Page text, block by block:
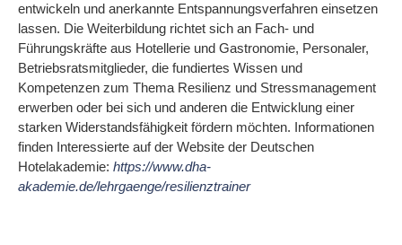
entwickeln und anerkannte Entspannungsverfahren einsetzen
lassen. Die Weiterbildung richtet sich an Fach- und
Führungskräfte aus Hotellerie und Gastronomie, Personaler,
Betriebsratsmitglieder, die fundiertes Wissen und
Kompetenzen zum Thema Resilienz und Stressmanagement
erwerben oder bei sich und anderen die Entwicklung einer
starken Widerstandsfähigkeit fördern möchten. Informationen
finden Interessierte auf der Website der Deutschen
Hotelakademie: https://www.dha-
akademie.de/lehrgaenge/resilienztrainer